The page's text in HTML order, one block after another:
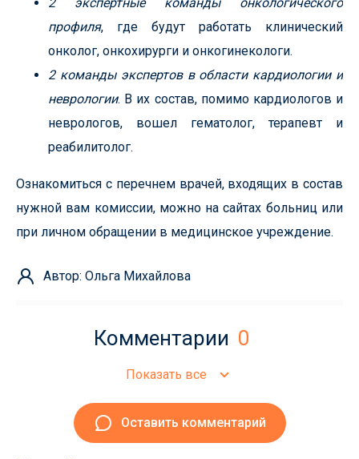
профиля, где будут работать клинический
онколог, онкохирурги и онкогинекологи.
2 команды экспертов в области кардиологии и
неврологии. В их состав, помимо кардиологов и
неврологов, вошел гематолог, терапевт и
реабилитолог.
Ознакомиться с перечнем врачей, входящих в состав
нужной вам комиссии, можно на сайтах больниц или
при личном обращении в медицинское учреждение.
Автор: Ольга Михайлова
Комментарии 0
Показать все
Оставить комментарий